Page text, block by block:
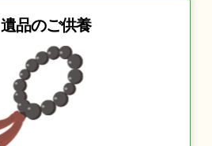
遺品のご供養